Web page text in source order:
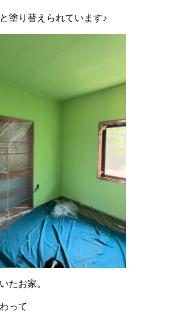
塗り替えられています♪
たお家。
って